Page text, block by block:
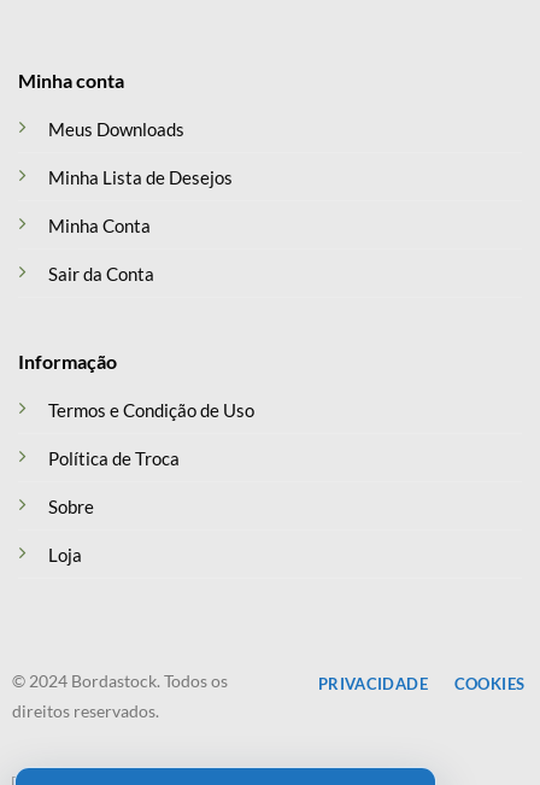
Minha conta
Meus Downloads
Minha Lista de Desejos
Minha Conta
Sair da Conta
Informação
Termos e Condição de Uso
Política de Troca
Sobre
Loja
© 2024 Bordastock. Todos os
direitos reservados.
PRIVACIDADE COOKIES